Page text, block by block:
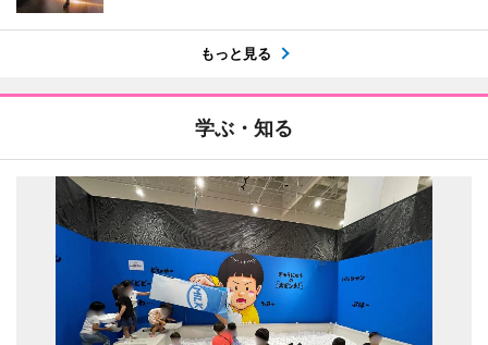
もっと見る
学ぶ・知る